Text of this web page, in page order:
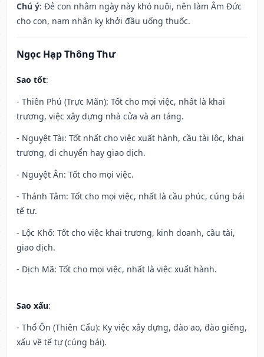
Chú ý: Đẻ con nhằm ngày này khó nuôi, nên làm Âm Đức
cho con, nam nhân kỵ khởi đầu uống thuốc.
Ngọc Hạp Thông Thư
Sao tốt:
- Thiên Phú (Trực Mãn): Tốt cho mọi việc, nhất là khai
trương, việc xây dựng nhà cửa và an táng.
- Nguyệt Tài: Tốt nhất cho việc xuất hành, cầu tài lộc, khai
trương, di chuyển hay giao dịch.
- Nguyệt Ân: Tốt cho mọi việc.
- Thánh Tâm: Tốt cho mọi việc, nhất là cầu phúc, cúng bái
tế tự.
- Lộc Khố: Tốt cho việc khai trương, kinh doanh, cầu tài,
giao dịch.
- Dịch Mã: Tốt cho mọi việc, nhất là việc xuất hành.
Sao xấu:
- Thổ Ôn (Thiên Cẩu): Kỵ việc xây dựng, đào ao, đào giếng,
xấu về tế tự (cúng bái).